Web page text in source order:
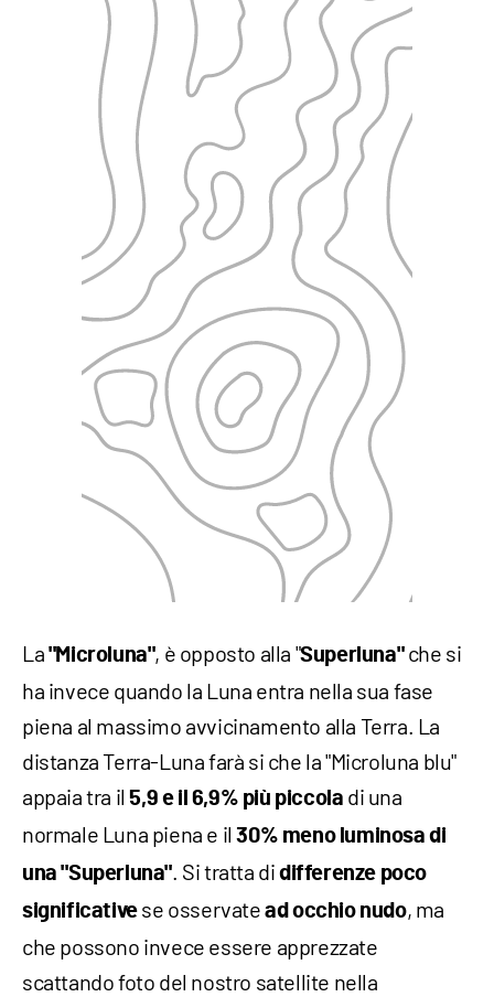
La "Microluna", è opposto alla "Superluna"che si
ha invece quando la Luna entra nella sua fase
piena al massimo avvicinamento alla Terra. La
distanza Terra-Luna farà si che la "Microluna blu"
appaia tra il5,9 e il 6,9% più piccola di una
normale Luna piena e il30% meno luminosa di
una "Superluna". Si tratta di differenze poco
significativese osservatead occhio nudo, ma
che possono invece essere apprezzate
scattando foto del nostro satellite nella